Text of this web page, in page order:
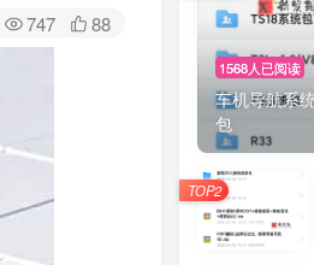
747 88
1568人已阅读
车机导航系
包
TOP2